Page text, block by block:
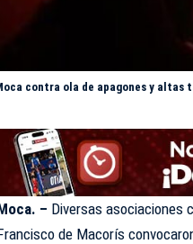
contra ola de apagones y altas
– Diversas asociaciones
de Macorís